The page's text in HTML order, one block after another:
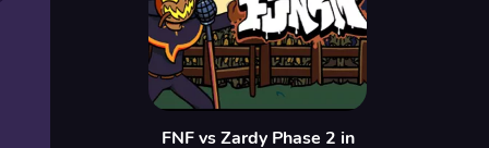
FNF vs Zardy Phase 2 in